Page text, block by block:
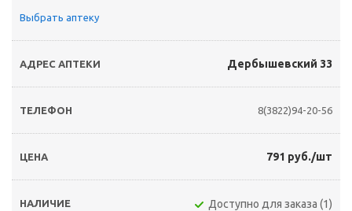
Выбрать аптеку
Дербышевский 33
8(3822)94-20-56
791 руб./шт
Доступно для заказа (1)